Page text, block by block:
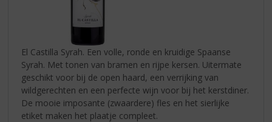
El Castilla Syrah. Een volle, ronde en kruidige Spaanse
Syrah. Met tonen van bramen en rijpe kersen. Uitermate
geschikt voor bij de open haard, een verrijking van
wildgerechten en een perfecte wijn voor bij het kerstdiner.
De mooie imposante (zwaardere) fles en het sierlijke
etiket maken het plaatje compleet.